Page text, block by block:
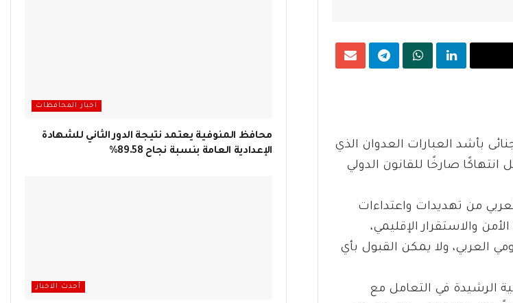
بأشد العبارات العدوان الذي
صارخًا للقانون الدولي
من تهديدات واعتداءات
والاستقرار الإقليمي،
العربي، ولا يمكن القبول بأي
الرشيدة في التعامل مع
اخبار المحافظات
محافظ المنوفية يعتمد نتيجة الدور الثاني للشهادة
الإعدادية العامة بنسبة نجاح 89.58%
أحدث الاخبار